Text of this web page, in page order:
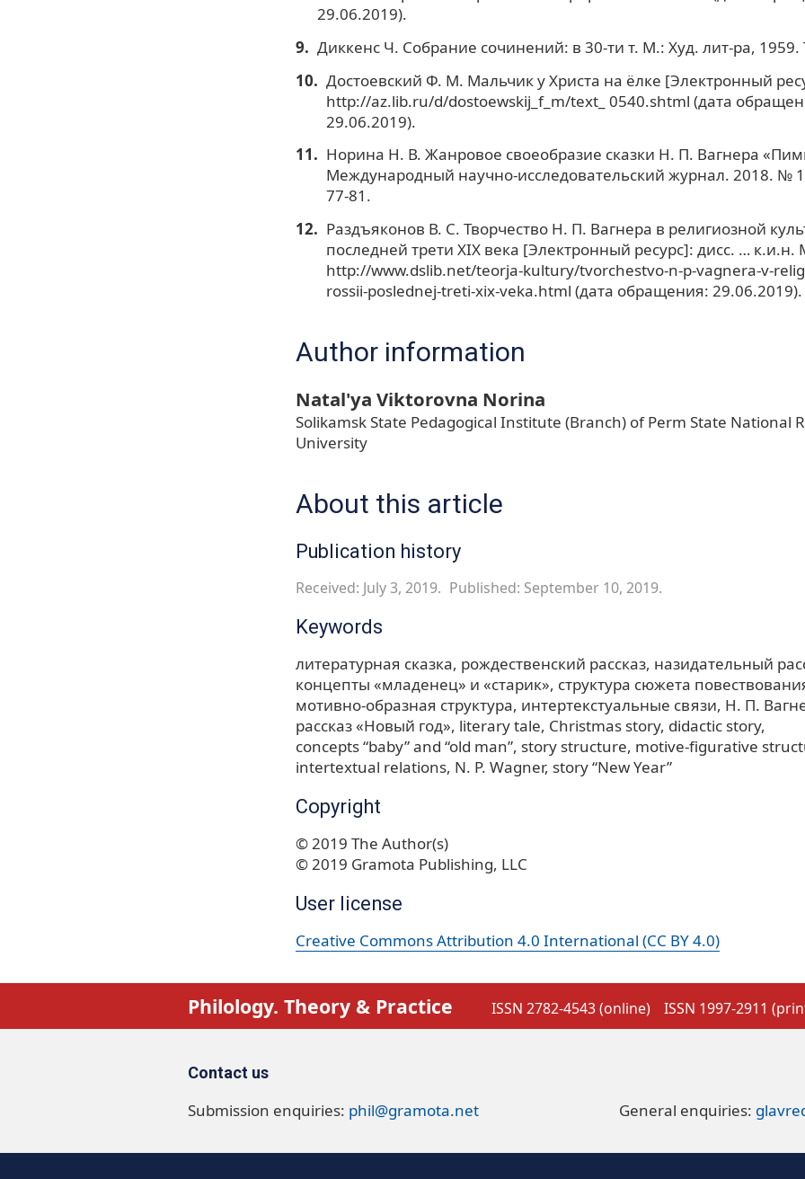
29.06.2019).
Диккенс Ч. Собрание сочинений: в 30-ти т. М.: Худ. лит-ра, 1959.
Достоевский Ф. М. Мальчик у Христа на ёлке [Электронный
http://az.lib.ru/d/dostoewskij_f_m/text_ 0540.shtml (дата
29.06.2019).
Норина Н. В. Жанровое своеобразие сказки Н. П. Вагнера
Международный научно-исследовательский журнал. 2018. №
77-81.
Раздъяконов В. С. Творчество Н. П. Вагнера в религиозной
последней трети XIX века [Электронный ресурс]: дисс. … к.и.н.
http://www.dslib.net/teorja-kultury/tvorchestvo-n-p-vagnera-v-
rossii-poslednej-treti-xix-veka.html (дата обращения: 29.06.2019).
Author information
Natal'ya Viktorovna Norina
Solikamsk State Pedagogical Institute (Branch) of Perm State National
University
About this article
Publication history
Received: July 3, 2019. Published: September 10, 2019.
Keywords
литературная сказка рождественский рассказ назидательный
концепты «младенец» и «старик» структура сюжета
мотивно-образная структура интертекстуальные связи Н. П.
рассказ «Новый год» literary tale Christmas story didactic story
concepts “baby” and “old man” story structure motive-figurative
intertextual relations N. P. Wagner story “New Year”
Copyright
© 2019 The Author(s)
© 2019 Gramota Publishing, LLC
User license
Creative Commons Attribution 4.0 International (CC BY 4.0)
Philology. Theory & Practice ISSN 2782-4543 (online) ISSN 1997-2911
Contact us
Submission enquiries: phil@gramota.net General enquiries: